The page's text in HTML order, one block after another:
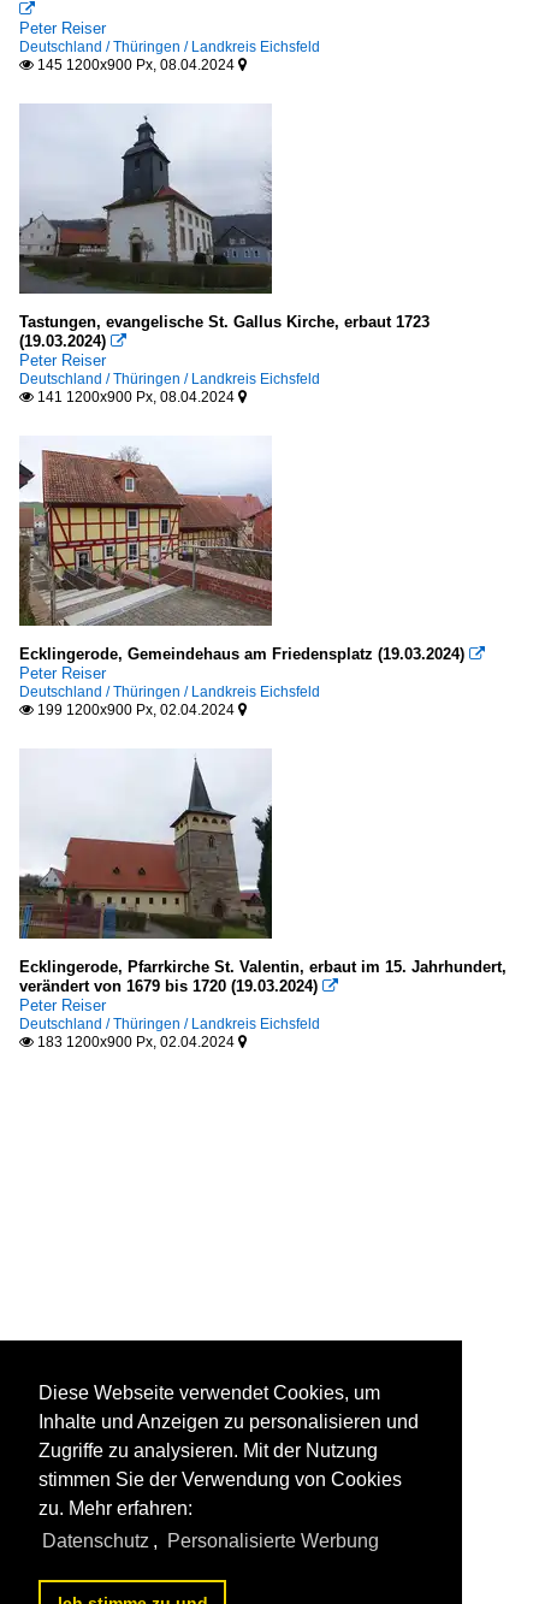

Peter Reiser
Deutschland / Thüringen / Landkreis Eichsfeld
 145 1200x900 Px, 08.04.2024 
Tastungen, evangelische St. Gallus Kirche, erbaut 1723
(19.03.2024) 
Peter Reiser
Deutschland / Thüringen / Landkreis Eichsfeld
 141 1200x900 Px, 08.04.2024 
Ecklingerode, Gemeindehaus am Friedensplatz (19.03.2024) 
Peter Reiser
Deutschland / Thüringen / Landkreis Eichsfeld
 199 1200x900 Px, 02.04.2024 
Ecklingerode, Pfarrkirche St. Valentin, erbaut im 15. Jahrhundert,
verändert von 1679 bis 1720 (19.03.2024) 
Peter Reiser
Deutschland / Thüringen / Landkreis Eichsfeld
 183 1200x900 Px, 02.04.2024 
Diese Webseite verwendet Cookies, um
Inhalte und Anzeigen zu personalisieren und
Zugriffe zu analysieren. Mit der Nutzung
stimmen Sie der Verwendung von Cookies
zu. Mehr erfahren:
Datenschutz , Personalisierte Werbung